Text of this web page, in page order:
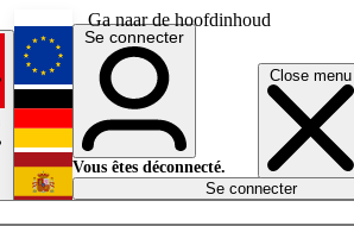
Ga naar de hoofdinhoud
Close menu
English
Deutsch
Español
Se connecter
Vous êtes déconnecté.
Se connecter